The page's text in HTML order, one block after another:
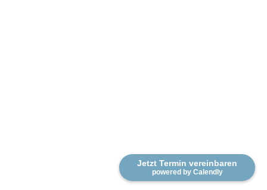
Jetzt Termin vereinbaren
powered by Calendly